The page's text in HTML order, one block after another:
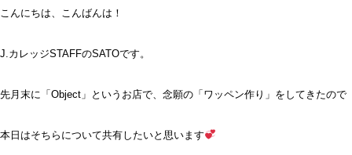
こんにちは、こんばんは！
J.カレッジSTAFFのSATOです。
先月末に「Object」というお店で、念願の「ワッペン作り」をしてきたので
本日はそちらについて共有したいと思います